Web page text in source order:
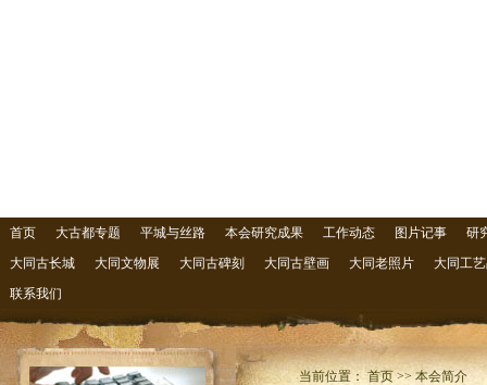
首页 大古都专题 平城与丝路 本会研究成果 工作动态 图片记事
研
大同古长城
大同文物展 大同古碑刻 大同古壁画 大同老照片
大同工
联系我们
当前位置： 首页 >> 本会简介